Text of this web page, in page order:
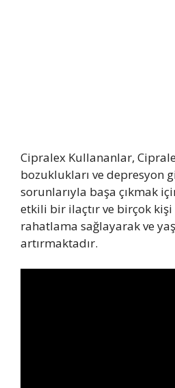
Cipralex Kullananlar,
bozuklukları ve depresyon
sorunlarıyla başa çıkmak
etkili bir ilaçtır ve birçok
rahatlama sağlayarak ve
artırmaktadır.